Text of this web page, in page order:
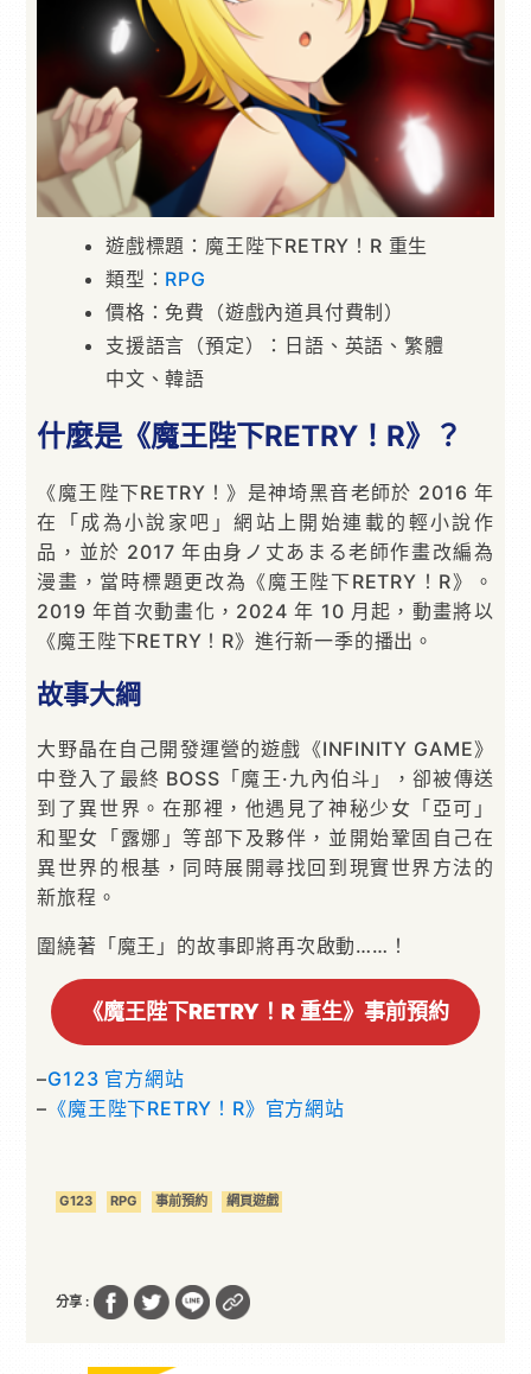
遊戲標題：魔王陛下RETRY！R 重生
類型： RPG
價格：免費（遊戲內道具付費制）
支援語言（預定）：日語、英語、繁體
中文、韓語
什麼是《魔王陛下RETRY！R》？
《魔王陛下RETRY！》是神埼黑音老師於 2016 年
在「成為小說家吧」網站上開始連載的輕小說作
品，並於 2017 年由身ノ丈あまる老師作畫改編為
漫畫，當時標題更改為《魔王陛下RETRY！R》。
2019 年首次動畫化，2024 年 10 月起，動畫將以
《魔王陛下RETRY！R》進行新一季的播出。
故事大綱
大野晶在自己開發運營的遊戲《INFINITY GAME》
中登入了最終 BOSS「魔王·九內伯斗」，卻被傳送
到了異世界。在那裡，他遇見了神秘少女「亞可」
和聖女「露娜」等部下及夥伴，並開始鞏固自己在
異世界的根基，同時展開尋找回到現實世界方法的
新旅程。
圍繞著「魔王」的故事即將再次啟動……！
《魔王陛下RETRY！R 重生》事前預約
–G123 官方網站
– 《魔王陛下RETRY！R》官方網站
G123 RPG 事前預約 網頁遊戲
分享 :